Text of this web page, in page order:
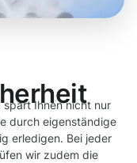
spart Ihnen nicht nur
durch eigenständige
erledigen. Bei jeder
wir zudem die